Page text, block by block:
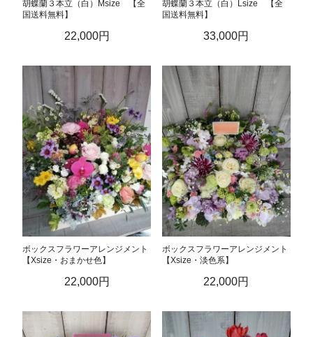
胡蝶蘭３本立（白）Msize 【全
国送料無料】
22,000円
胡蝶蘭３本立（白）Lsize 【全
国送料無料】
33,000円
ボックスフラワーアレンジメント
【Xsize・おまかせ色】
22,000円
ボックスフラワーアレンジメント
【Xsize・淡色系】
22,000円